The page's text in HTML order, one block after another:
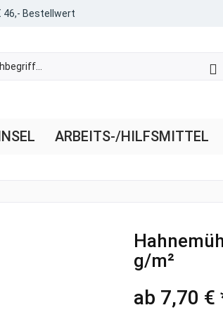
46,- Bestellwert
ARBEITS-/HILFSMITTEL
g/m²
ab 7,70 €